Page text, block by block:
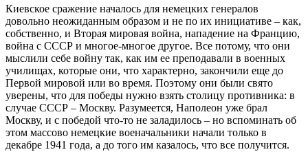
Киевское сражение началось для немецких генералов
довольно неожиданным образом и не по их инициативе – как,
собственно, и Вторая мировая война, нападение на Францию,
война с СССР и многое-многое другое. Все потому, что они
мыслили себе войну так, как им ее преподавали в военных
училищах, которые они, что характерно, закончили еще до
Первой мировой или во время. Поэтому они были свято
уверены, что для победы нужно взять столицу противника: в
случае СССР – Москву. Разумеется, Наполеон уже брал
Москву, и с победой что-то не заладилось – но вспоминать об
этом массово немецкие военачальники начали только в
декабре 1941 года, а до того им казалось, что все получится.